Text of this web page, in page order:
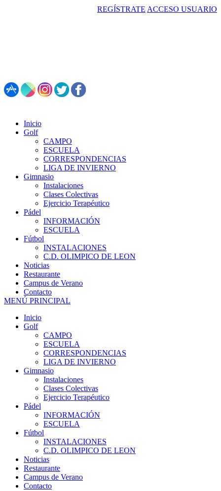
REGÍSTRATE ACCESO USUARIO
Inicio
Golf
CAMPO
ESCUELA
CORRESPONDENCIAS
LIGA DE INVIERNO
Gimnasio
Instalaciones
Clases Colectivas
Ejercicio Terapéutico
Pádel
INFORMACIÓN
ESCUELA
Fútbol
INSTALACIONES
C.D. OLIMPICO DE LEON
Noticias
Restaurante
Campus de Verano
Contacto
MENÚ PRINCIPAL
Inicio
Golf
CAMPO
ESCUELA
CORRESPONDENCIAS
LIGA DE INVIERNO
Gimnasio
Instalaciones
Clases Colectivas
Ejercicio Terapéutico
Pádel
INFORMACIÓN
ESCUELA
Fútbol
INSTALACIONES
C.D. OLIMPICO DE LEON
Noticias
Restaurante
Campus de Verano
Contacto